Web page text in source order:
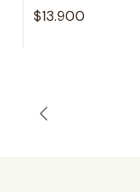
$13.900